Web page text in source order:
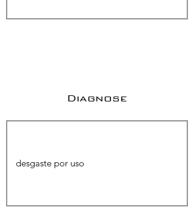
Diagnose